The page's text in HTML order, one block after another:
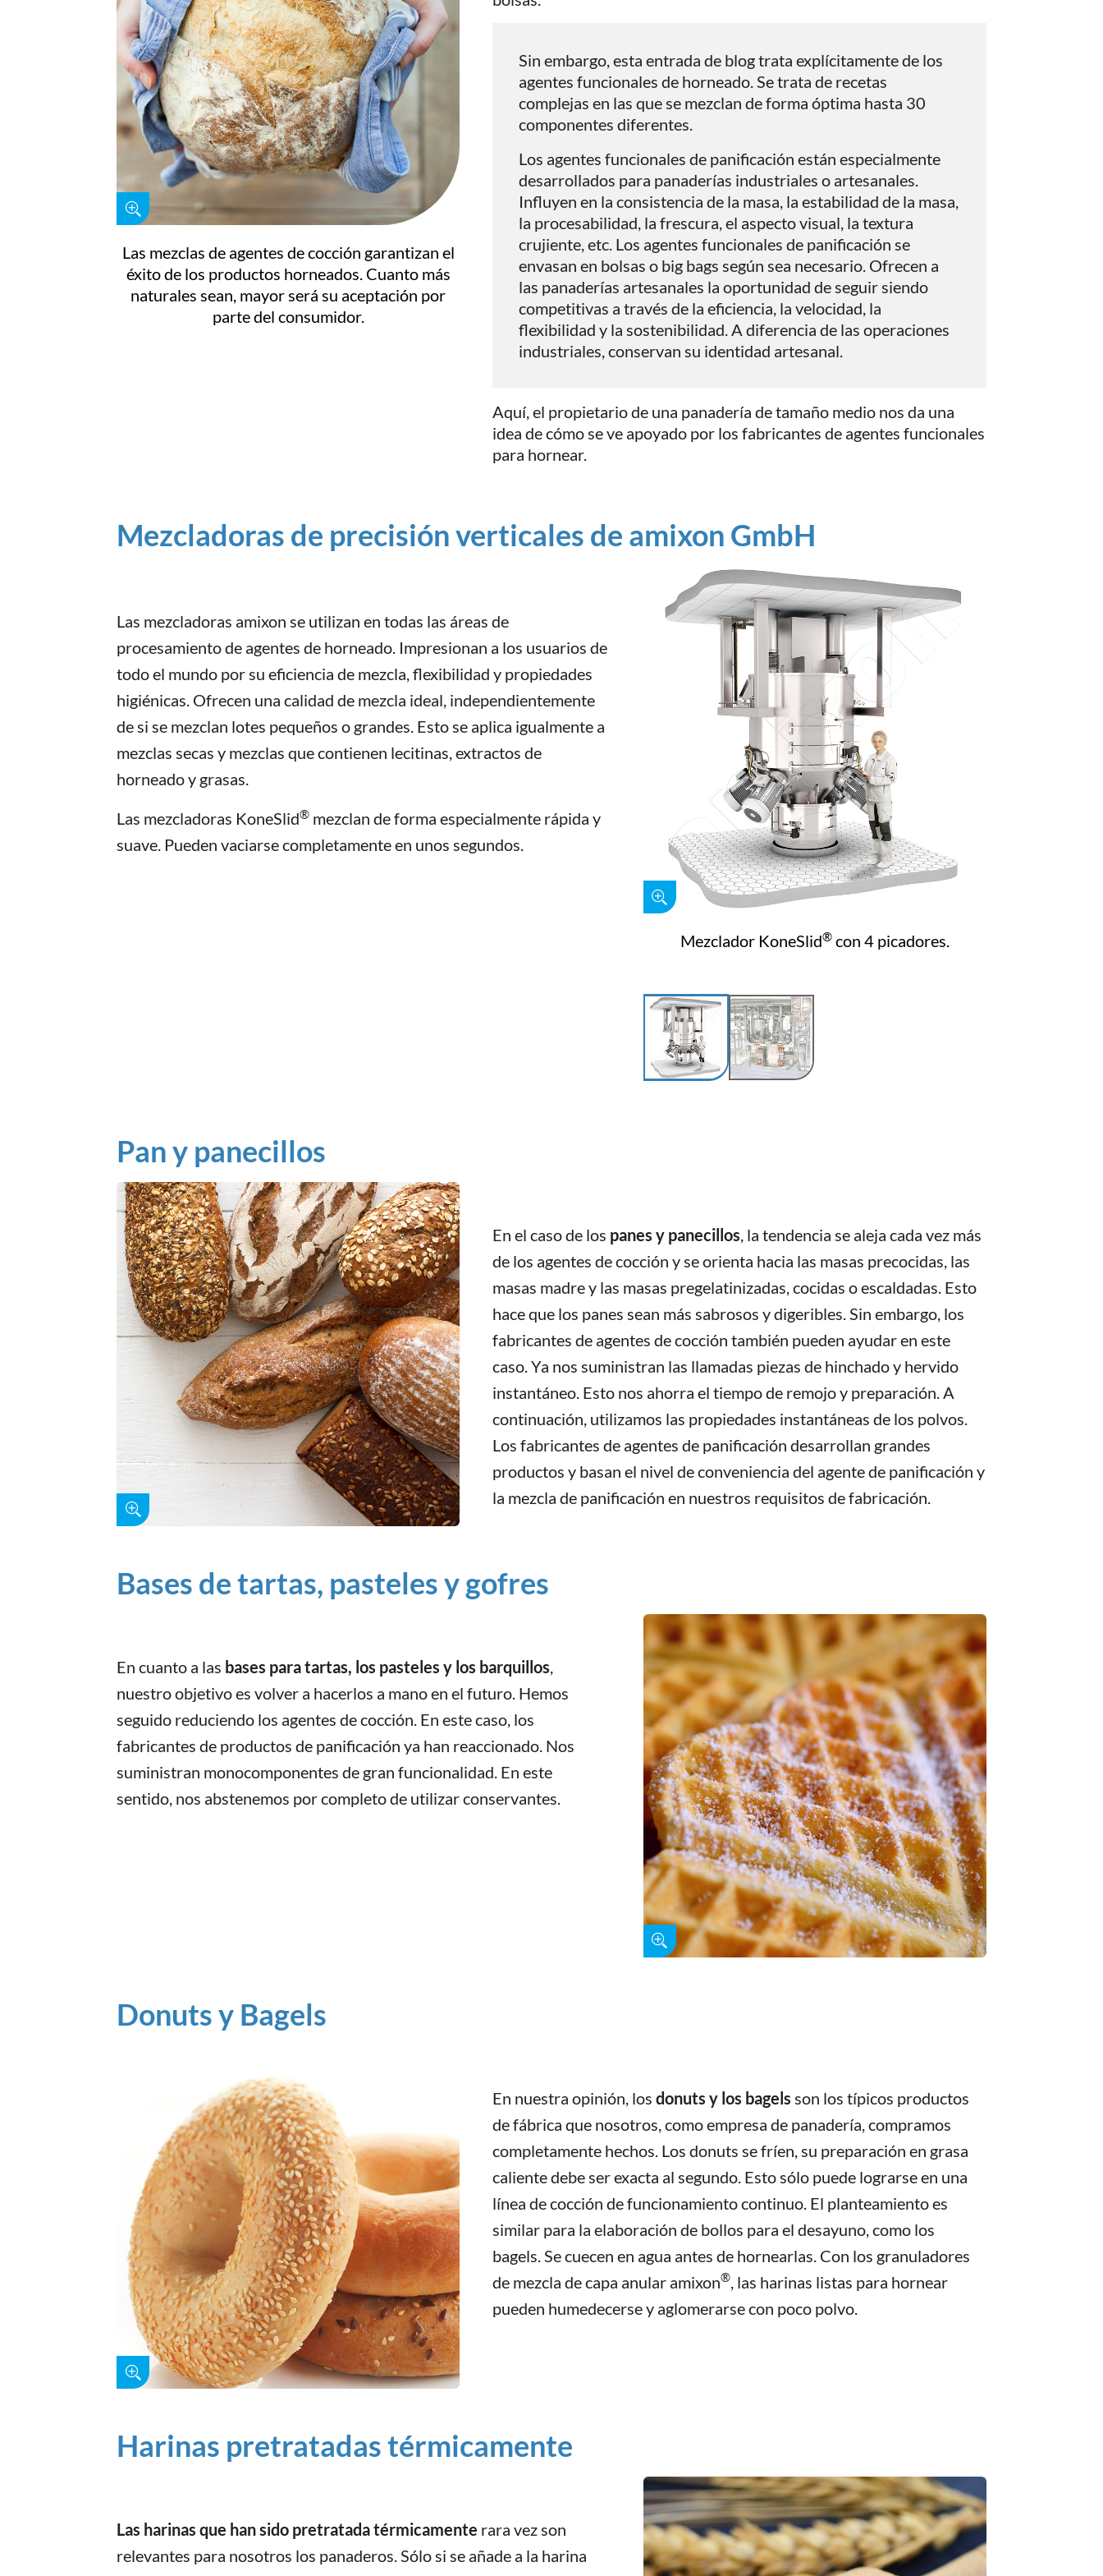
Las mezclas de agentes de cocción garantizan el
éxito de los productos horneados. Cuanto más
naturales sean, mayor será su aceptación por
parte del consumidor.
Sin embargo, esta entrada de blog trata explícitamente de los
agentes funcionales de horneado. Se trata de recetas
complejas en las que se mezclan de forma óptima hasta 30
componentes diferentes.
Los agentes funcionales de panificación están especialmente
desarrollados para panaderías industriales o artesanales.
Influyen en la consistencia de la masa, la estabilidad de la masa,
la procesabilidad, la frescura, el aspecto visual, la textura
crujiente, etc. Los agentes funcionales de panificación se
envasan en bolsas o big bags según sea necesario. Ofrecen a
las panaderías artesanales la oportunidad de seguir siendo
competitivas a través de la eficiencia, la velocidad, la
flexibilidad y la sostenibilidad. A diferencia de las operaciones
industriales, conservan su identidad artesanal.
Aquí, el propietario de una panadería de tamaño medio nos da una
idea de cómo se ve apoyado por los fabricantes de agentes funcionales
para hornear.
Mezcladoras de precisión verticales de amixon GmbH
Las mezcladoras amixon se utilizan en todas las áreas de
procesamiento de agentes de horneado. Impresionan a los usuarios de
todo el mundo por su eficiencia de mezcla, flexibilidad y propiedades
higiénicas. Ofrecen una calidad de mezcla ideal, independientemente
de si se mezclan lotes pequeños o grandes. Esto se aplica igualmente a
mezclas secas y mezclas que contienen lecitinas, extractos de
horneado y grasas.
Las mezcladoras KoneSlid® mezclan de forma especialmente rápida y
suave. Pueden vaciarse completamente en unos segundos.
Mezclador KoneSlid®con 4 picadores.
Pan y panecillos
En el caso de los panes y panecillos, la tendencia se aleja cada vez más
de los agentes de cocción y se orienta hacia las masas precocidas, las
masas madre y las masas pregelatinizadas, cocidas o escaldadas. Esto
hace que los panes sean más sabrosos y digeribles. Sin embargo, los
fabricantes de agentes de cocción también pueden ayudar en este
caso. Ya nos suministran las llamadas piezas de hinchado y hervido
instantáneo. Esto nos ahorra el tiempo de remojo y preparación. A
continuación, utilizamos las propiedades instantáneas de los polvos.
Los fabricantes de agentes de panificación desarrollan grandes
productos y basan el nivel de conveniencia del agente de panificación y
la mezcla de panificación en nuestros requisitos de fabricación.
Bases de tartas, pasteles y gofres
En cuanto a las bases para tartas, los pasteles y los barquillos
nuestro objetivo es volver a hacerlos a mano en el futuro. Hemos
seguido reduciendo los agentes de cocción. En este caso, los
fabricantes de productos de panificación ya han reaccionado. Nos
suministran monocomponentes de gran funcionalidad. En este
sentido, nos abstenemos por completo de utilizar conservantes.
Donuts y Bagels
En nuestra opinión, losdonuts y los bagelsson los típicos productos
de fábrica que nosotros, como empresa de panadería, compramos
completamente hechos. Los donuts se fríen, su preparación en grasa
caliente debe ser exacta al segundo. Esto sólo puede lograrse en una
línea de cocción de funcionamiento continuo. El planteamiento es
similar para la elaboración de bollos para el desayuno, como los
bagels. Se cuecen en agua antes de hornearlas. Con los granuladores
de mezcla de capa anular amixon®, las harinas listas para hornear
pueden humedecerse y aglomerarse con poco polvo.
Harinas pretratadas térmicamente
Las harinas que han sido pretratada térmicamente rara vez son
relevantes para nosotros los panaderos. Sólo si se añade a la harina